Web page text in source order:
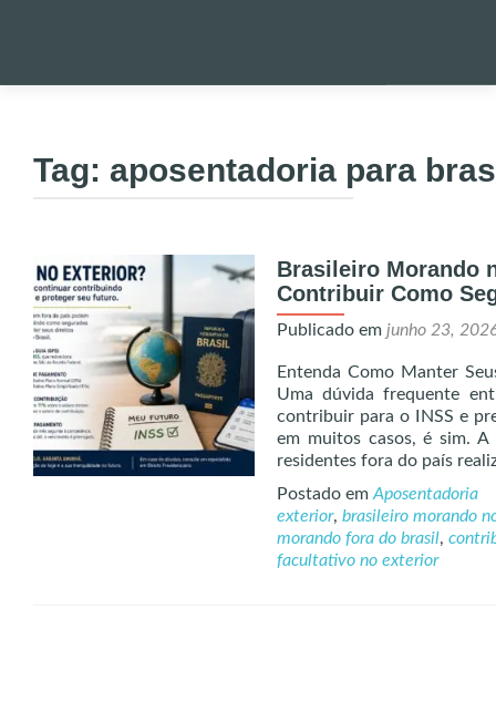
conteúdo
ONDE
ENVIO DE
Tag: aposentadoria para
Brasileiro Morando
Contribuir Como
Publicado em junho 23,
Entenda Como Manter
Uma dúvida frequente
contribuir para o INSS e
em muitos casos, é sim. A
residentes fora do país
Postado em Aposentadoria
exterior, brasileiro morando
morando fora do brasil,
facultativo no exterior